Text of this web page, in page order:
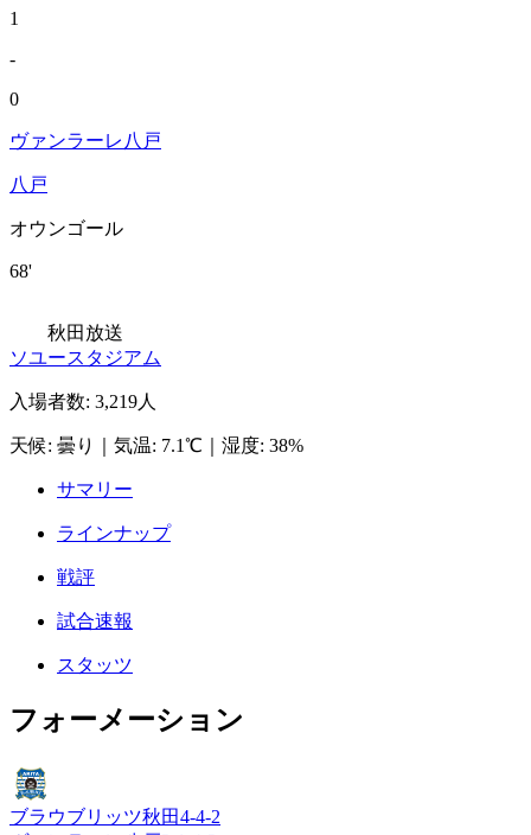
1
-
0
ヴァンラーレ八戸
八戸
オウンゴール
68'
秋田放送
ソユースタジアム
入場者数: 3,219人
天候: 曇り 気温: 7.1℃ 湿度: 38%
サマリー
ラインナップ
戦評
試合速報
スタッツ
フォーメーション
ブラウブリッツ秋田4-4-2